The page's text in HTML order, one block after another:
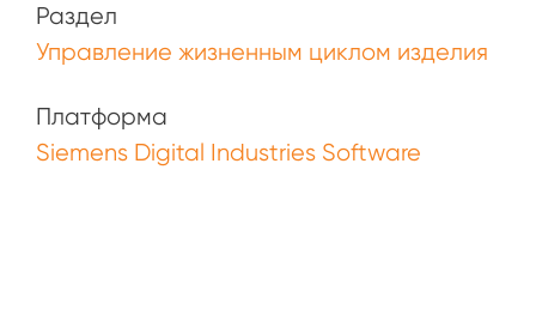
Раздел
Управление жизненным циклом изделия
Платформа
Siemens Digital Industries Software